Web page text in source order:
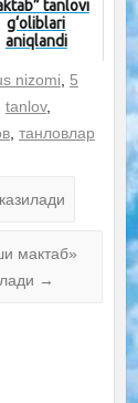
tanlovi
g‘oliblari
aniqlandi
nizomi, 5
tanlov,
, танловлар
мактаб»
→